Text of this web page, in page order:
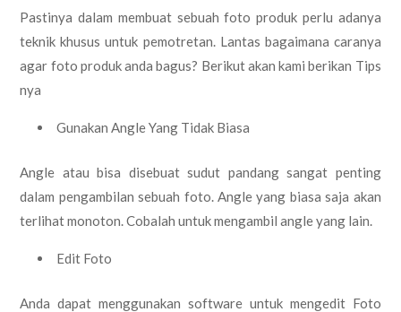
Pastinya dalam membuat sebuah foto produk perlu adanya
teknik khusus untuk pemotretan. Lantas bagaimana caranya
agar foto produk anda bagus? Berikut akan kami berikan Tips
nya
Gunakan Angle Yang Tidak Biasa
Angle atau bisa disebuat sudut pandang sangat penting
dalam pengambilan sebuah foto. Angle yang biasa saja akan
terlihat monoton. Cobalah untuk mengambil angle yang lain.
Edit Foto
Anda dapat menggunakan software untuk mengedit Foto